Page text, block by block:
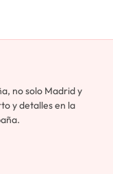
no solo Madrid y
y detalles en la